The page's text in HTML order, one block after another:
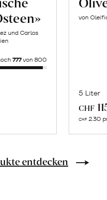
und Carlos
777von 800
von
5 Liter
CHF
CHF 2.30
entdecken